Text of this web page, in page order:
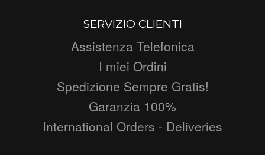
SERVIZIO CLIENTI
Assistenza Telefonica
I miei Ordini
Spedizione Sempre Gratis!
Garanzia 100%
International Orders - Deliveries